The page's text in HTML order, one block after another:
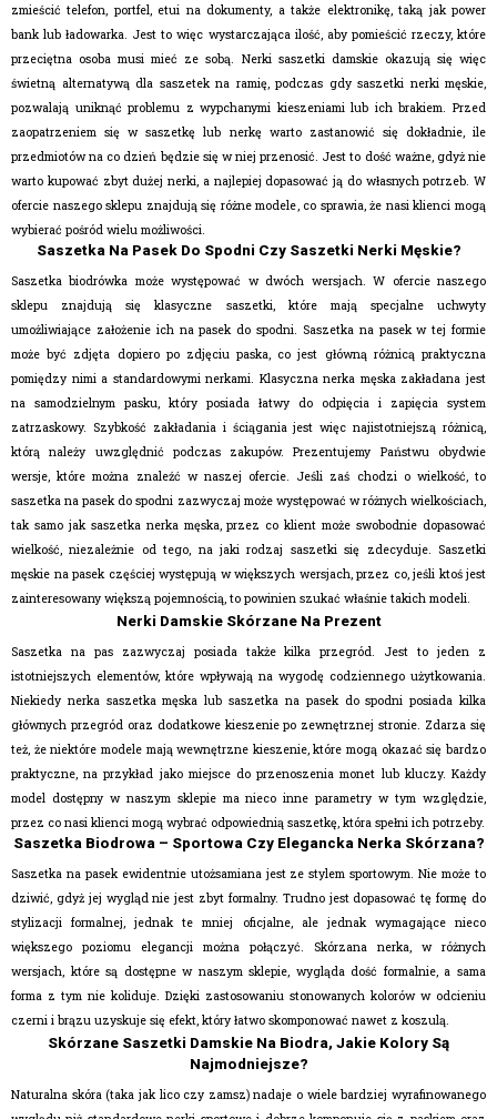
zmieścić telefon, portfel, etui na dokumenty, a także elektronikę, taką jak power
bank lub ładowarka. Jest to więc wystarczająca ilość, aby pomieścić rzeczy, które
przeciętna osoba musi mieć ze sobą. Nerki saszetki damskie okazują się więc
świetną alternatywą dla saszetek na ramię, podczas gdy saszetki nerki męskie,
pozwalają uniknąć problemu z wypchanymi kieszeniami lub ich brakiem. Przed
zaopatrzeniem się w saszetkę lub nerkę warto zastanowić się dokładnie, ile
przedmiotów na co dzień będzie się w niej przenosić. Jest to dość ważne, gdyż nie
warto kupować zbyt dużej nerki, a najlepiej dopasować ją do własnych potrzeb. W
ofercie naszego sklepu znajdują się różne modele, co sprawia, że nasi klienci mogą
wybierać pośród wielu możliwości.
Saszetka Na Pasek Do Spodni Czy Saszetki Nerki Męskie?
Saszetka biodrówka może występować w dwóch wersjach. W ofercie naszego
sklepu znajdują się klasyczne saszetki, które mają specjalne uchwyty
umożliwiające założenie ich na pasek do spodni. Saszetka na pasek w tej formie
może być zdjęta dopiero po zdjęciu paska, co jest główną różnicą praktyczna
pomiędzy nimi a standardowymi nerkami. Klasyczna nerka męska zakładana jest
na samodzielnym pasku, który posiada łatwy do odpięcia i zapięcia system
zatrzaskowy. Szybkość zakładania i ściągania jest więc najistotniejszą różnicą,
którą należy uwzględnić podczas zakupów. Prezentujemy Państwu obydwie
wersje, które można znaleźć w naszej ofercie. Jeśli zaś chodzi o wielkość, to
saszetka na pasek do spodni zazwyczaj może występować w różnych wielkościach,
tak samo jak saszetka nerka męska, przez co klient może swobodnie dopasować
wielkość, niezależnie od tego, na jaki rodzaj saszetki się zdecyduje. Saszetki
męskie na pasek częściej występują w większych wersjach, przez co, jeśli ktoś jest
zainteresowany większą pojemnością, to powinien szukać właśnie takich modeli.
Nerki Damskie Skórzane Na Prezent
Saszetka na pas zazwyczaj posiada także kilka przegród. Jest to jeden z
istotniejszych elementów, które wpływają na wygodę codziennego użytkowania.
Niekiedy nerka saszetka męska lub saszetka na pasek do spodni posiada kilka
głównych przegród oraz dodatkowe kieszenie po zewnętrznej stronie. Zdarza się
też, że niektóre modele mają wewnętrzne kieszenie, które mogą okazać się bardzo
praktyczne, na przykład jako miejsce do przenoszenia monet lub kluczy. Każdy
model dostępny w naszym sklepie ma nieco inne parametry w tym względzie,
przez co nasi klienci mogą wybrać odpowiednią saszetkę, która spełni ich potrzeby.
Saszetka Biodrowa – Sportowa Czy Elegancka Nerka Skórzana?
Saszetka na pasek ewidentnie utożsamiana jest ze stylem sportowym. Nie może to
dziwić, gdyż jej wygląd nie jest zbyt formalny. Trudno jest dopasować tę formę do
stylizacji formalnej, jednak te mniej oficjalne, ale jednak wymagające nieco
większego poziomu elegancji można połączyć. Skórzana nerka, w różnych
wersjach, które są dostępne w naszym sklepie, wygląda dość formalnie, a sama
forma z tym nie koliduje. Dzięki zastosowaniu stonowanych kolorów w odcieniu
czerni i brązu uzyskuje się efekt, który łatwo skomponować nawet z koszulą.
Skórzane Saszetki Damskie Na Biodra, Jakie Kolory Są
Najmodniejsze?
Naturalna skóra (taka jak lico czy zamsz) nadaje o wiele bardziej wyrafinowanego